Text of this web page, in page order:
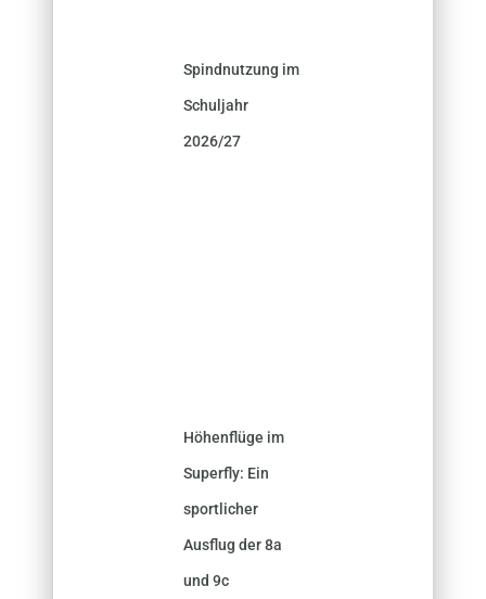
Spindnutzung im
Schuljahr
2026/27
Höhenflüge im
Superfly: Ein
sportlicher
Ausflug der 8a
und 9c